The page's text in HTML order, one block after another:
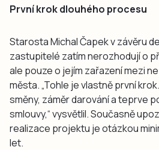
První krok dlouhého procesu
Starosta Michal Čapek v závěru
zastupitelé zatím nerozhodují o
ale pouze o jejím zařazení mezi
města. „Tohle je vlastně první
směny, záměr darování a teprve
smlouvy,“ vysvětlil. Současně
realizace projektu je otázkou
let.